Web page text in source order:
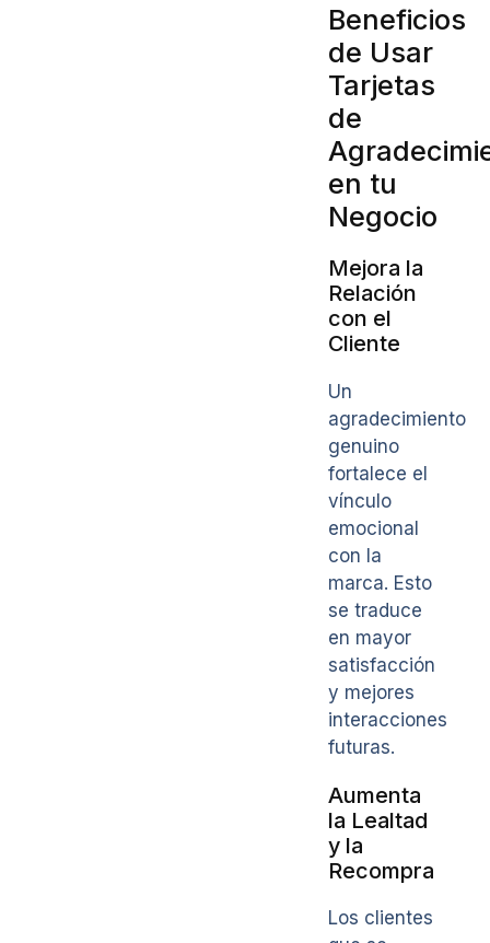
Beneficios
de Usar
Tarjetas
de
en tu
Negocio
Mejora la
Relación
con el
Cliente
Un
agradecimiento
genuino
fortalece el
vínculo
emocional
con la
marca. Esto
se traduce
en mayor
satisfacción
y mejores
interacciones
futuras.
Aumenta
la Lealtad
y la
Recompra
Los clientes